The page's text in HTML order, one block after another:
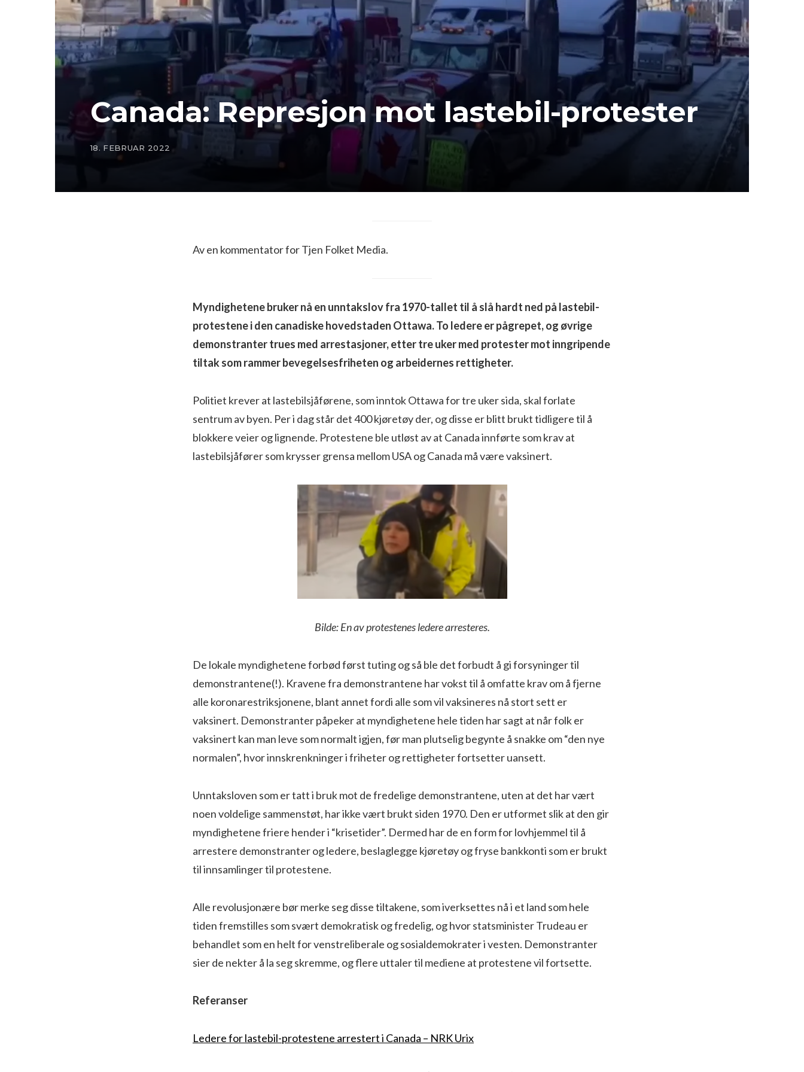
Canada: Represjon mot lastebil-protester
18. FEBRUAR 2022
Av en kommentator for Tjen Folket Media.
Myndighetene bruker nå en unntakslov fra 1970-tallet til å slå hardt ned på lastebil-
protestene i den canadiske hovedstaden Ottawa. To ledere er pågrepet, og øvrige
demonstranter trues med arrestasjoner, etter tre uker med protester mot inngripende
tiltak som rammer bevegelsesfriheten og arbeidernes rettigheter.
Politiet krever at lastebilsjåførene, som inntok Ottawa for tre uker sida, skal forlate
sentrum av byen. Per i dag står det 400 kjøretøy der, og disse er blitt brukt tidligere til å
blokkere veier og lignende. Protestene ble utløst av at Canada innførte som krav at
lastebilsjåfører som krysser grensa mellom USA og Canada må være vaksinert.
Bilde: En av protestenes ledere arresteres.
De lokale myndighetene forbød først tuting og så ble det forbudt å gi forsyninger til
demonstrantene(!). Kravene fra demonstrantene har vokst til å omfatte krav om å fjerne
alle koronarestriksjonene, blant annet fordi alle som vil vaksineres nå stort sett er
vaksinert. Demonstranter påpeker at myndighetene hele tiden har sagt at når folk er
vaksinert kan man leve som normalt igjen, før man plutselig begynte å snakke om “den nye
normalen”, hvor innskrenkninger i friheter og rettigheter fortsetter uansett.
Unntaksloven som er tatt i bruk mot de fredelige demonstrantene, uten at det har vært
noen voldelige sammenstøt, har ikke vært brukt siden 1970. Den er utformet slik at den gir
myndighetene friere hender i “krisetider”. Dermed har de en form for lovhjemmel til å
arrestere demonstranter og ledere, beslaglegge kjøretøy og fryse bankkonti som er brukt
til innsamlinger til protestene.
Alle revolusjonære bør merke seg disse tiltakene, som iverksettes nå i et land som hele
tiden fremstilles som svært demokratisk og fredelig, og hvor statsminister Trudeau er
behandlet som en helt for venstreliberale og sosialdemokrater i vesten. Demonstranter
sier de nekter å la seg skremme, og flere uttaler til mediene at protestene vil fortsette.
Referanser
Ledere for lastebil-protestene arrestert i Canada – NRK Urix